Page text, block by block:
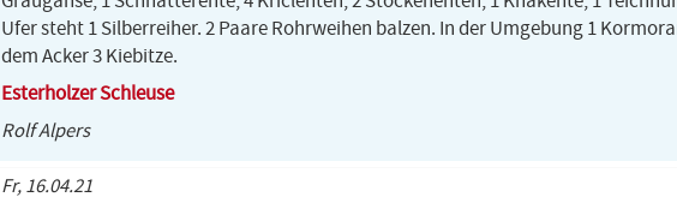
Ufer steht 1 Silberreiher. 2 Paare Rohrweihen balzen. In der Umgebung 1
dem Acker 3 Kiebitze.
Esterholzer Schleuse
Rolf Alpers
Fr, 16.04.21